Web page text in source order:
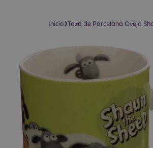
Inicio›Taza de Porcelana Oveja
final
galería
imágenes
comienzo
galería
imágenes